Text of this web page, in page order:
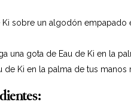
sobre un algodón empapado
una gota de Eau de Ki en la
de Ki en la palma de tus